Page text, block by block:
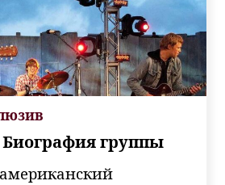
Биография группы